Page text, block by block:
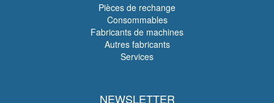
Pièces de rechange
Consommables
Fabricants de machines
Autres fabricants
Services
NEWSLETTER